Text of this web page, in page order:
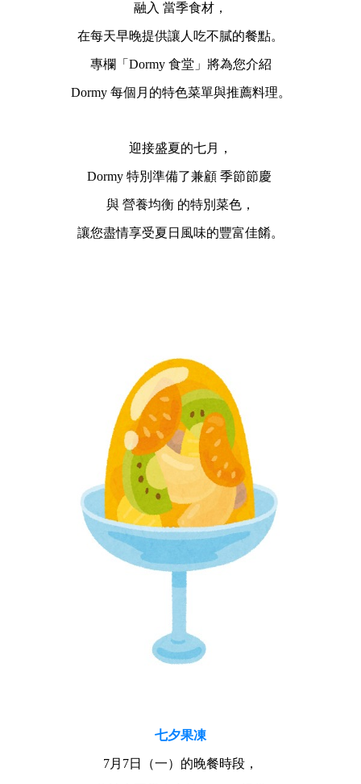
融入 當季食材，
在每天早晚提供讓人吃不膩的餐點。
專欄「Dormy 食堂」將為您介紹
Dormy 每個月的特色菜單與推薦料理。
迎接盛夏的七月，
Dormy 特別準備了兼顧 季節節慶
與 營養均衡 的特別菜色，
讓您盡情享受夏日風味的豐富佳餚。
七夕果凍
7月7日（一）的晚餐時段，